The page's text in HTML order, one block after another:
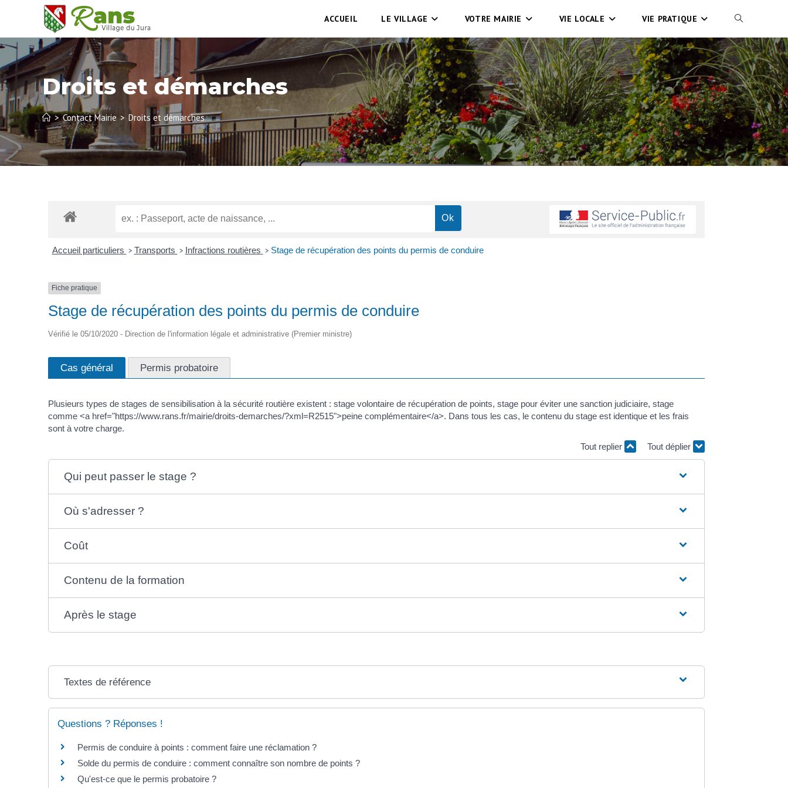
ACCUEIL LE VILLAGE VOTRE MAIRIE VIE LOCALE VIE PRATIQUE
Droits et démarches
> Contact Mairie > Droits et démarches
Accueil particuliers > Transports > Infractions routières > Stage de récupération des points du permis de conduire
Fiche pratique
Stage de récupération des points du permis de conduire
Vérifié le 05/10/2020 - Direction de l'information légale et administrative (Premier ministre)
Cas général Permis probatoire
Plusieurs types de stages de sensibilisation à la sécurité routière existent : stage volontaire de récupération de points, stage pour éviter une sanction judiciaire, stage
comme <a href="https://www.rans.fr/mairie/droits-demarches/?xml=R2515">peine complémentaire</a>. Dans tous les cas, le contenu du stage est identique et les frais
sont à votre charge.
Tout replier
Tout déplier
Qui peut passer le stage ?
Où s'adresser ?
Coût
Contenu de la formation
Après le stage
Textes de référence
Questions ? Réponses !
Permis de conduire à points : comment faire une réclamation ?
Solde du permis de conduire : comment connaître son nombre de points ?
Qu'est-ce que le permis probatoire ?